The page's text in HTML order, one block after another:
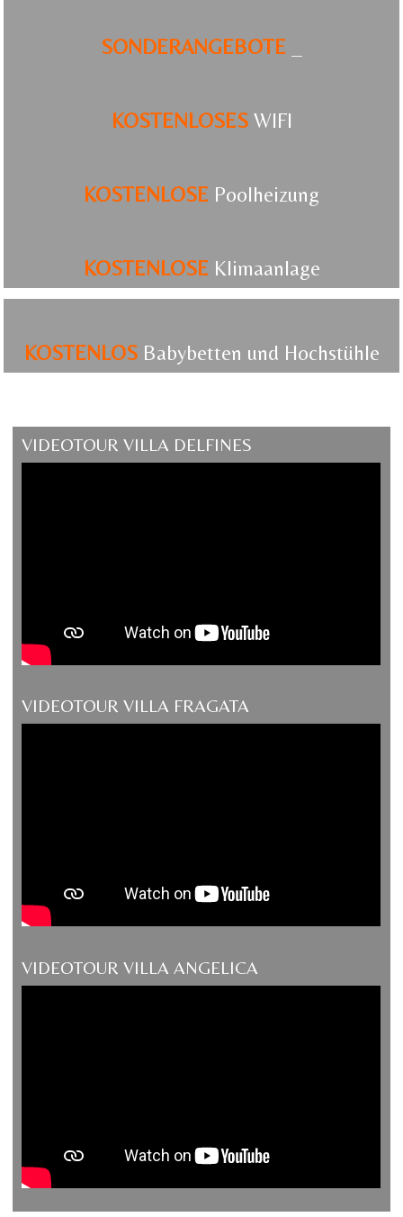
SONDERANGEBOTE
KOSTENLOSES WIFI
KOSTENLOSE Poolheizung
KOSTENLOSE Klimaanlage
KOSTENLOS Babybetten und Hochstühle
VIDEOTOUR VILLA DELFINES
VIDEOTOUR VILLA FRAGATA
VIDEOTOUR VILLA ANGELICA